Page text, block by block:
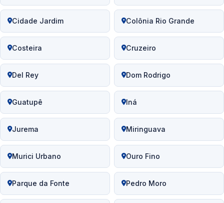
Cidade Jardim Colônia Rio Grande
Costeira Cruzeiro
Del Rey Dom Rodrigo
Guatupê Iná
Jurema Miringuava
Murici Urbano Ouro Fino
Parque da Fonte Pedro Moro